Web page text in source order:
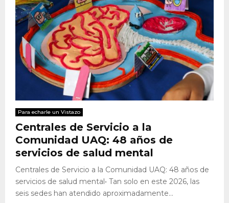
Para echarle un Vistazo
Centrales de Servicio a la
Comunidad UAQ: 48 años de
servicios de salud mental
Centrales de Servicio a la Comunidad UAQ: 48 años de
servicios de salud mental• Tan solo en este 2026, las
seis sedes han atendido aproximadamente...